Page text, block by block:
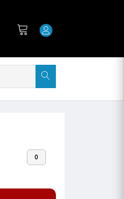
0